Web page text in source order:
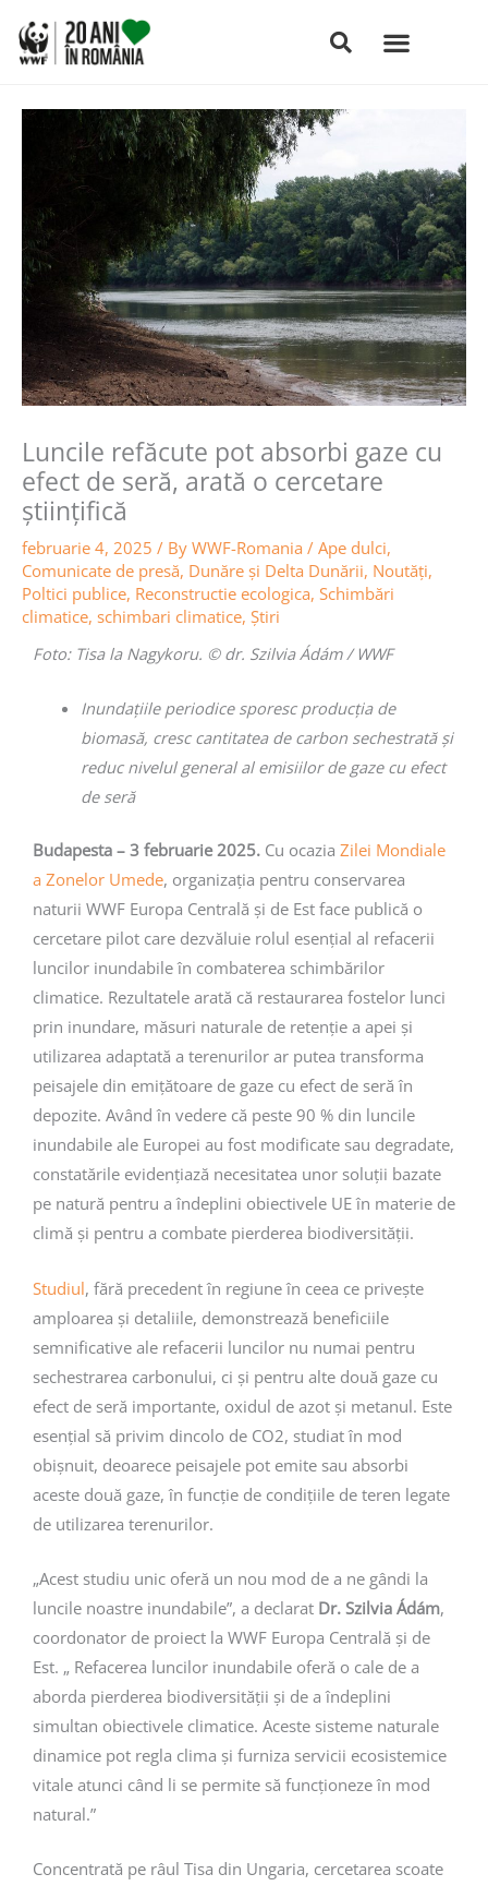
content
Luncile refăcute pot absorbi gaze cu
efect de seră, arată o cercetare
științifică
februarie 4, 2025 / By WWF-Romania / Ape dulci,
Comunicate de presă, Dunăre și Delta Dunării, Noutăţi,
Poltici publice, Reconstructie ecologica, Schimbări
climatice, schimbari climatice, Știri
Foto: Tisa la Nagykoru. © dr. Szilvia Ádám / WWF
Inundațiile periodice sporesc producția de
biomasă, cresc cantitatea de carbon sechestrată și
reduc nivelul general al emisiilor de gaze cu efect
de seră
Budapesta – 3 februarie 2025. Cu ocazia Zilei Mondiale
a Zonelor Umede, organizația pentru conservarea
naturii WWF Europa Centrală și de Est face publică o
cercetare pilot care dezvăluie rolul esențial al refacerii
luncilor inundabile în combaterea schimbărilor
climatice. Rezultatele arată că restaurarea fostelor lunci
prin inundare, măsuri naturale de retenție a apei și
utilizarea adaptată a terenurilor ar putea transforma
peisajele din emițătoare de gaze cu efect de seră în
depozite. Având în vedere că peste 90 % din luncile
inundabile ale Europei au fost modificate sau degradate,
constatările evidențiază necesitatea unor soluții bazate
pe natură pentru a îndeplini obiectivele UE în materie de
climă și pentru a combate pierderea biodiversității.
Studiul, fără precedent în regiune în ceea ce privește
amploarea și detaliile, demonstrează beneficiile
semnificative ale refacerii luncilor nu numai pentru
sechestrarea carbonului, ci și pentru alte două gaze cu
efect de seră importante, oxidul de azot și metanul. Este
esențial să privim dincolo de CO2, studiat în mod
obișnuit, deoarece peisajele pot emite sau absorbi
aceste două gaze, în funcție de condițiile de teren legate
de utilizarea terenurilor.
„Acest studiu unic oferă un nou mod de a ne gândi la
luncile noastre inundabile”, a declarat Dr. Szilvia Ádám,
coordonator de proiect la WWF Europa Centrală și de
Est. „ Refacerea luncilor inundabile oferă o cale de a
aborda pierderea biodiversității și de a îndeplini
simultan obiectivele climatice. Aceste sisteme naturale
dinamice pot regla clima și furniza servicii ecosistemice
vitale atunci când li se permite să funcționeze în mod
natural.”
Concentrată pe râul Tisa din Ungaria, cercetarea scoate